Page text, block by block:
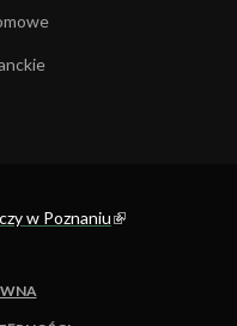
w Poznaniu(link is external)